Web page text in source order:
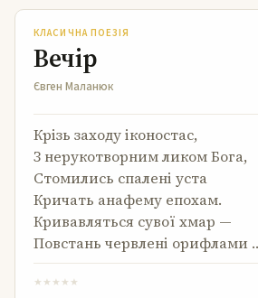
Вечір
КЛАСИЧНА ПОЕЗІЯ
Вечір
Євген Маланюк
Крізь заходу іконостас,
З нерукотворним ликом Бога,
Стомились спалені уста
Кричать анафему епохам.
Кривавляться сувої хмар —
Повстань червлені орифлами
★ ★ ★ ★ ★